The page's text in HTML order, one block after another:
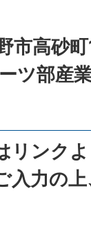
市高砂町
ツ部産
リンク
入力の